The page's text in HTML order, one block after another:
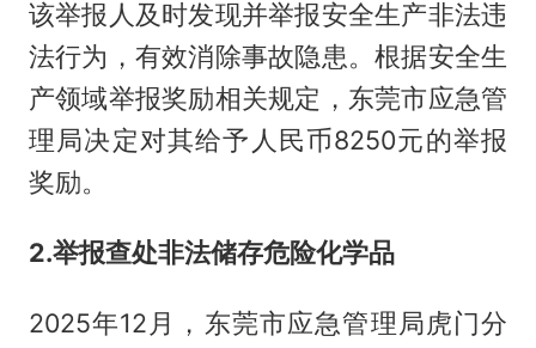
该举报人及时发现并举报安全生产非法违
法行为，有效消除事故隐患。根据安全生
产领域举报奖励相关规定，东莞市应急管
理局决定对其给予人民币8250元的举报
奖励。
2.举报查处非法储存危险化学品
2025年12月，东莞市应急管理局虎门分